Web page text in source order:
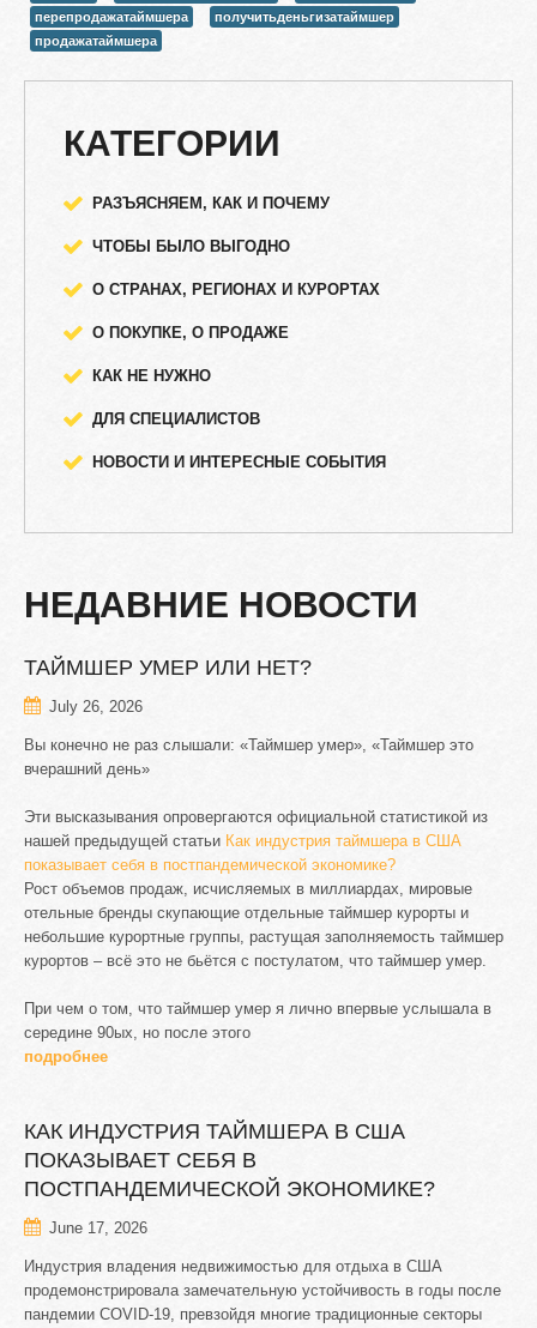
перепродажатаймшера
получитьденьгизатаймшер
продажатаймшера
КАТЕГОРИИ
РАЗЪЯСНЯЕМ, КАК И ПОЧЕМУ
ЧТОБЫ БЫЛО ВЫГОДНО
О СТРАНАХ, РЕГИОНАХ И КУРОРТАХ
О ПОКУПКЕ, О ПРОДАЖЕ
КАК НЕ НУЖНО
ДЛЯ СПЕЦИАЛИСТОВ
НОВОСТИ И ИНТЕРЕСНЫЕ СОБЫТИЯ
НЕДАВНИЕ НОВОСТИ
ТАЙМШЕР УМЕР ИЛИ НЕТ?
July 26, 2026
Вы конечно не раз слышали: «Таймшер умер», «Таймшер это
вчерашний день»
Эти высказывания опровергаются официальной статистикой из
нашей предыдущей статьи Как индустрия таймшера в США
показывает себя в постпандемической экономике?
Рост объемов продаж, исчисляемых в миллиардах, мировые
отельные бренды скупающие отдельные таймшер курорты и
небольшие курортные группы, растущая заполняемость таймшер
курортов – всё это не бьётся с постулатом, что таймшер умер.
При чем о том, что таймшер умер я лично впервые услышала в
середине 90ых, но после этого
подробнее
КАК ИНДУСТРИЯ ТАЙМШЕРА В США
ПОКАЗЫВАЕТ СЕБЯ В
ПОСТПАНДЕМИЧЕСКОЙ ЭКОНОМИКЕ?
June 17, 2026
Индустрия владения недвижимостью для отдыха в США
продемонстрировала замечательную устойчивость в годы после
пандемии COVID-19, превзойдя многие традиционные секторы